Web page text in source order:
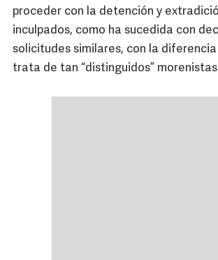
proceder con la detención y
inculpados, como ha sucedida con
solicitudes similares, con la diferencia
trata de tan “distinguidos”